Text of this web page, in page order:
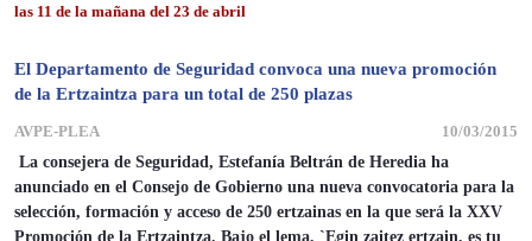
las 11 de la mañana del 23 de abril
El Departamento de Seguridad convoca una nueva promoción
de la Ertzaintza para un total de 250 plazas
AVPE-PLEA
10/03/2015
La consejera de Seguridad, Estefanía Beltrán de Heredia ha
anunciado en el Consejo de Gobierno una nueva convocatoria para la
selección, formación y acceso de 250 ertzainas en la que será la XXV
Promoción de la Ertzaintza. Bajo el lema, `Egin zaitez ertzain, es tu